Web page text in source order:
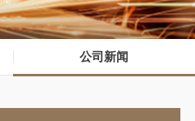
方案
中心
公司新闻